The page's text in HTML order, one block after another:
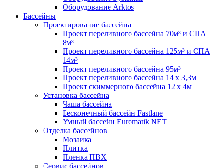
Оборудование Arktos
Бассейны
Проектирование бассейна
Проект переливного бассейна 70м³ и СПА
8м³
Проект переливного бассейна 125м³ и СПА
14м³
Проект переливного бассейна 95м³
Проект переливного бассейна 14 х 3,3м
Проект скиммерного бассейна 12 х 4м
Установка бассейна
Чаша бассейна
Бесконечный бассейн Fastlane
Умный бассейн Euromatik NET
Отделка бассейнов
Мозаика
Плитка
Пленка ПВХ
Сервис бассейнов